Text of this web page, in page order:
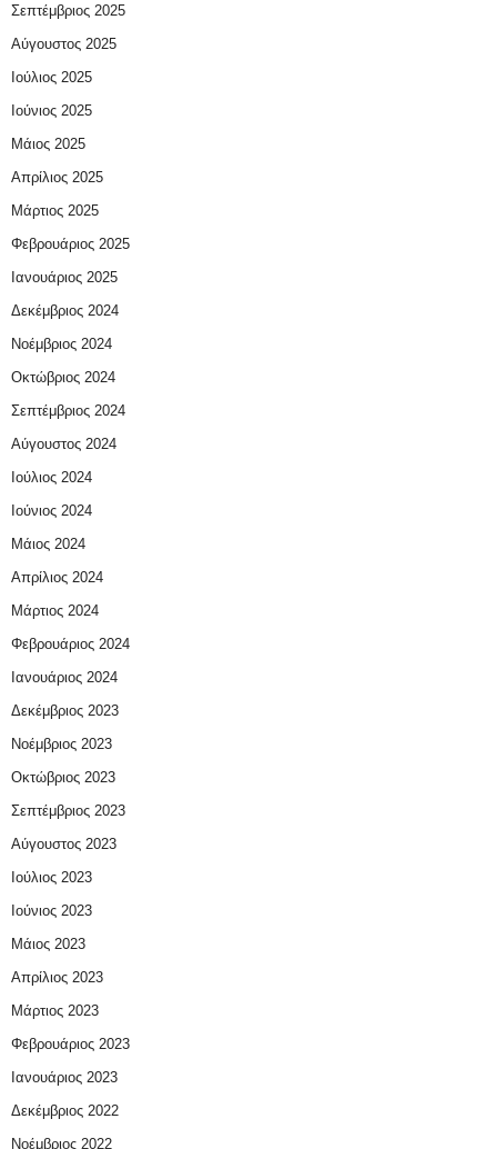
Σεπτέμβριος 2025
Αύγουστος 2025
Ιούλιος 2025
Ιούνιος 2025
Μάιος 2025
Απρίλιος 2025
Μάρτιος 2025
Φεβρουάριος 2025
Ιανουάριος 2025
Δεκέμβριος 2024
Νοέμβριος 2024
Οκτώβριος 2024
Σεπτέμβριος 2024
Αύγουστος 2024
Ιούλιος 2024
Ιούνιος 2024
Μάιος 2024
Απρίλιος 2024
Μάρτιος 2024
Φεβρουάριος 2024
Ιανουάριος 2024
Δεκέμβριος 2023
Νοέμβριος 2023
Οκτώβριος 2023
Σεπτέμβριος 2023
Αύγουστος 2023
Ιούλιος 2023
Ιούνιος 2023
Μάιος 2023
Απρίλιος 2023
Μάρτιος 2023
Φεβρουάριος 2023
Ιανουάριος 2023
Δεκέμβριος 2022
Νοέμβριος 2022